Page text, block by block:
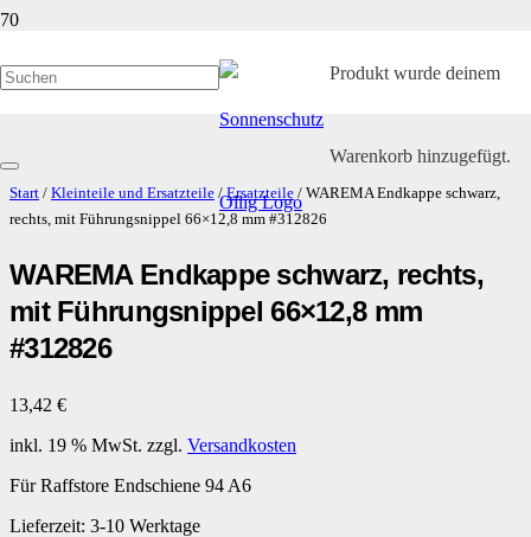
Produktwurde deinem
Warenkorb hinzugefügt.
Start / Kleinteile und Ersatzteile /Ersatzteile / WAREMA Endkappe schwarz,
rechts, mit Führungsnippel 66×12,8 mm #312826
WAREMA Endkappe schwarz, rechts,
mit Führungsnippel 66×12,8 mm
#312826
13,42 €
inkl. 19 % MwSt. zzgl. Versandkosten
Für Raffstore Endschiene 94 A6
Lieferzeit: 3-10 Werktage